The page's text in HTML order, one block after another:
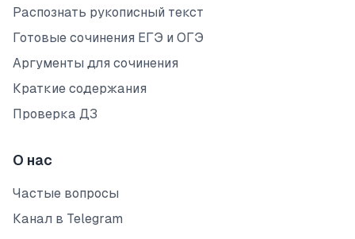
Распознать рукописный текст
Готовые сочинения ЕГЭ и ОГЭ
Аргументы для сочинения
Краткие содержания
Проверка ДЗ
О нас
Частые вопросы
Канал в Telegram